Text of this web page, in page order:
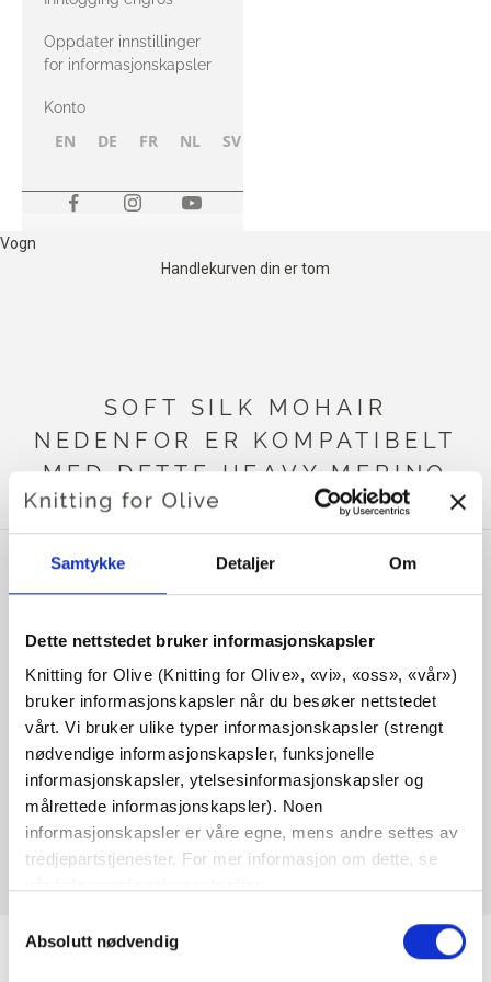
Samtykke Detaljer Om
Dette nettstedet bruker informasjonskapsler
Knitting for Olive (Knitting for Olive», «vi», «oss», «vår»)
bruker informasjonskapsler når du besøker nettstedet
vårt. Vi bruker ulike typer informasjonskapsler (strengt
nødvendige informasjonskapsler, funksjonelle
informasjonskapsler, ytelsesinformasjonskapsler og
målrettede informasjonskapsler). Noen
informasjonskapsler er våre egne, mens andre settes av
tredjepartstjenester. For mer informasjon om dette, se
som ikke er nødvendige for at nettstedet skal fungere.
Ditt samtykke innebærer at det kan plasseres
avAbsolutt nødvendig
Oppdater innstillinger
for informasjonskapsler
Konto
EN DE FR NL SV
Vogn
Handlekurven din er tom
SOFT SILK MOHAIR
NEDENFOR ER KOMPATIBELT
MED DETTE HEAVY MERINO
KNITTING FOR OLIVE
SOFT SILK MOHAIR -
DUSTY DOVE BLUE
SALE PRICE
€10,10